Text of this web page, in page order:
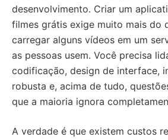
desenvolvimento. Criar um
filmes grátis exige muito mais do
carregar alguns vídeos em um
as pessoas usem. Você precisa
codificação, design de interface,
robusta e, acima de tudo,
que a maioria ignora
A verdade é que existem custos